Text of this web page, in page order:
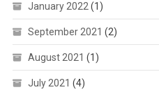
January 2022 (1)
September 2021 (2)
August 2021 (1)
July 2021 (4)